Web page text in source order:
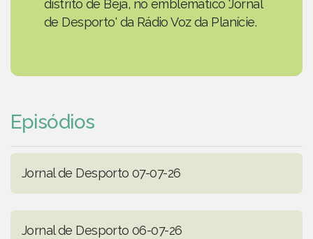
distrito de Beja, no emblemático 'Jornal
de Desporto' da Rádio Voz da Planície.
Episódios
Jornal de Desporto 07-07-26
Jornal de Desporto 06-07-26